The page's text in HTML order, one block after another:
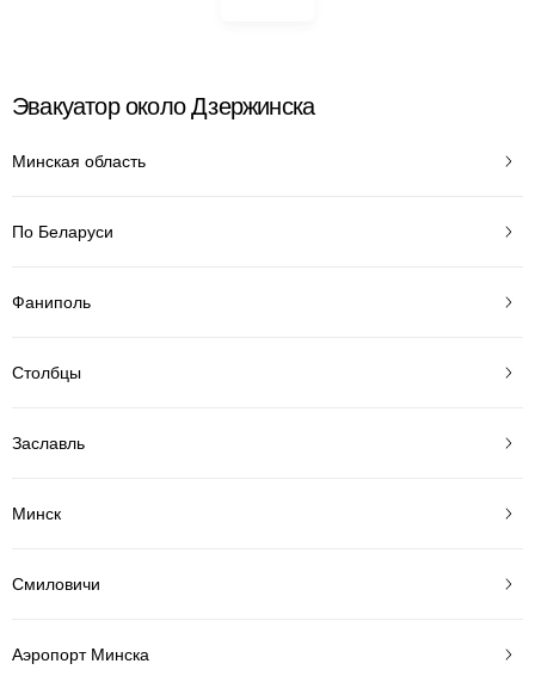
Эвакуатор около Дзержинска
Минская область
По Беларуси
Фаниполь
Столбцы
Заславль
Минск
Смиловичи
Аэропорт Минска